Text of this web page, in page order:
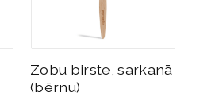
Zobu birste, sarkanā
(bērnu)